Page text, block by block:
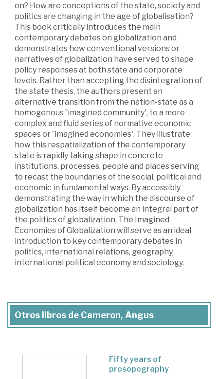
on? How are conceptions of the state, society and
politics are changing in the age of globalisation?
This book critically introduces the main
contemporary debates on globalization and
demonstrates how conventional versions or
narratives of globalization have served to shape
policy responses at both state and corporate
levels. Rather than accepting the disintegration of
the state thesis, the authors present an
alternative transition from the nation-state as a
homogenous `imagined community', to a more
complex and fluid series of normative economic
spaces or `imagined economies'. They illustrate
how this respatialization of the contemporary
state is rapidly taking shape in concrete
institutions, processes, people and places serving
to recast the boundaries of the social, political and
economic in fundamental ways. By accessibly
demonstrating the way in which the discourse of
globalization has itself become an integral part of
the politics of globalization, The Imagined
Economies of Globalization will serve as an ideal
introduction to key contemporary debates in
politics, international relations, geography,
international political economy and sociology.
Otros libros de Cameron, Angus
Fifty years of
prosopography